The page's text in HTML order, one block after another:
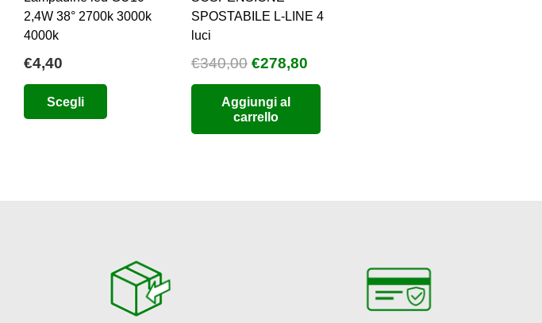
2,4W 38° 2700k 3000k
4000k
€4,40
Scegli
essere
scelte
nella
SPOSTABILE L-LINE 4
luci
€340,00 Il
prezzo
originale
era:
€278,80Il
prezzo
Aggiungi al
carrello